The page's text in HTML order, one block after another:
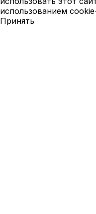
использованием
Принять